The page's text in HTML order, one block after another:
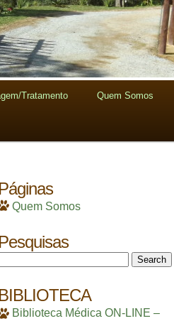
Tratamento Quem Somos
Páginas
Quem Somos
Pesquisas
BIBLIOTECA
Biblioteca Médica ON-LINE –